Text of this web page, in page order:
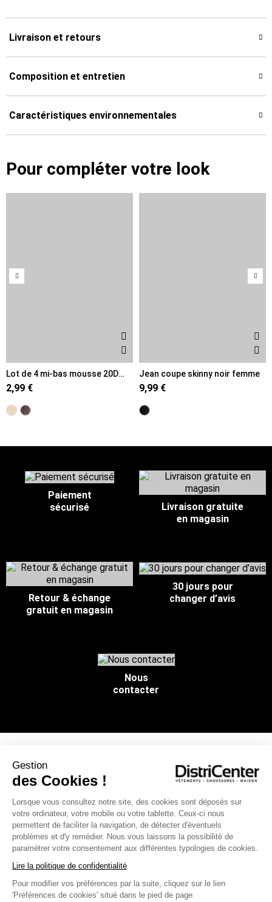
Gestion
des Cookies !
Lorsque vous consultez notre site, des cookies sont déposés sur
votre ordinateur, votre mobile ou votre tablette. Ceux-ci nous
permettent de faciliter la navigation, de détecter d'éventuels
problèmes et d'y remédier. Nous vous laissons la possibilité de
paramétrer votre consentement aux différentes typologies de cookies.
Lire la politique de confidentialité
Pour modifier vos préférences par la suite, cliquez sur le lien
'Préférences de cookies' situé dans le pied de page.
Livraison et retours
Composition et entretien
Caractéristiques environnementales
Pour compléter votre look
Précédent
Ajouter aux favoris
Lot de 4 mi-bas mousse 20D
beige femme
2,99 €
Jean coupe skinny noir femme
9,99 €
Paiement
sécurisé
Livraison gratuite
en magasin
Retour & échange
gratuit en magasin
30 jours pour
changer d’avis
Nous
contacter
INFOS PRATIQUES
L’ENSEIGNE DISTRICENTER
Moyens de paiement